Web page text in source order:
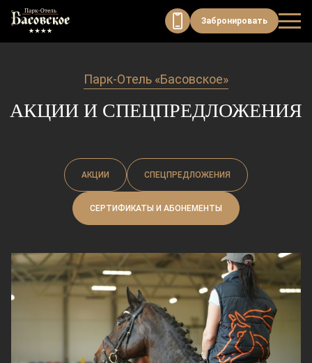
Забронировать
Модуль онлайн-бронирования
Парк-Отель «Басовское»
АКЦИИ И СПЕЦПРЕДЛОЖЕНИЯ
АКЦИИ СПЕЦПРЕДЛОЖЕНИЯ
СЕРТИФИКАТЫ И АБОНЕМЕНТЫ